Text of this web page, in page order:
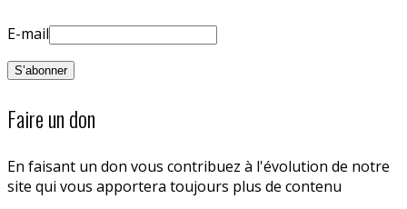
E-mail
Faire un don
En faisant un don vous contribuez à l'évolution de notre
site qui vous apportera toujours plus de contenu